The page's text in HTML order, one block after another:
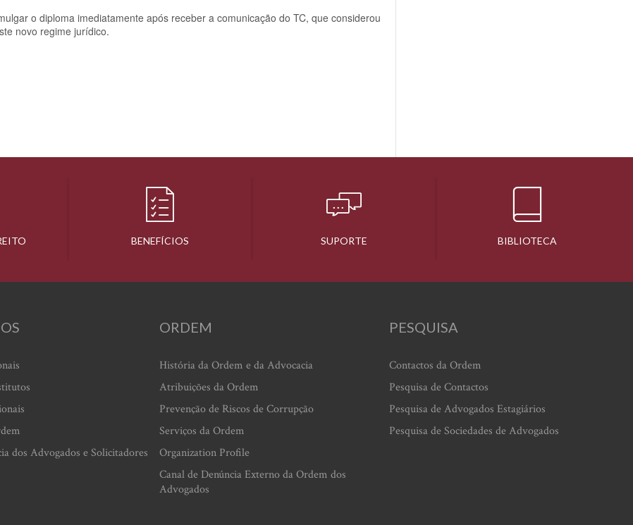
o diploma imediatamente após receber a comunicação do TC, que considerou
novo regime jurídico.
BENEFÍCIOS SUPORTE BIBLIOTECA
dos Advogados e Solicitadores
ORDEM
História da Ordem e da Advocacia
Atribuições da Ordem
Prevenção de Riscos de Corrupção
Serviços da Ordem
Organization Profile
Canal de Denúncia Externo da Ordem dos
Advogados
PESQUISA
Contactos da Ordem
Pesquisa de Contactos
Pesquisa de Advogados Estagiários
Pesquisa de Sociedades de Advogados